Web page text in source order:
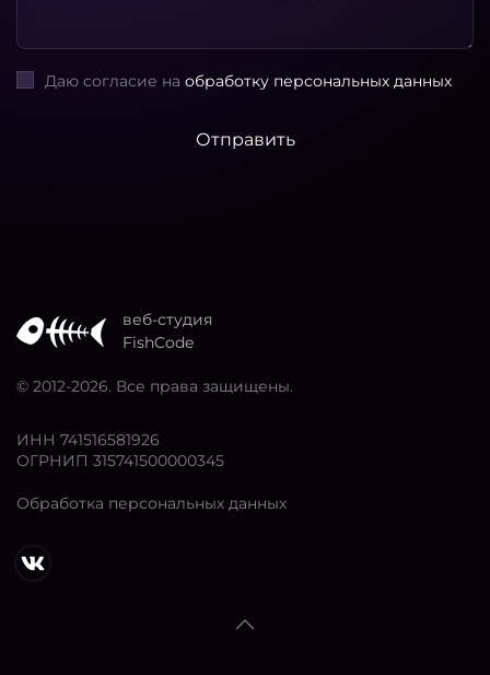
Даю согласие на обработку персональных данных
Отправить
веб-студия
FishCode
© 2012-2026. Все права защищены.
ИНН 741516581926
ОГРНИП 315741500000345
Обработка персональных данных